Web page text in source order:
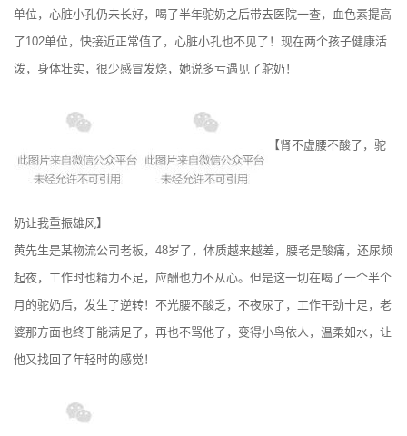
单位，心脏小孔仍未长好，喝了半年驼奶之后带去医院一查，血色素提高
了102单位，快接近正常值了，心脏小孔也不见了！现在两个孩子健康活
泼，身体壮实，很少感冒发烧，她说多亏遇见了驼奶！
【肾不虚腰不酸了，驼
奶让我重振雄风】
黄先生是某物流公司老板，48岁了，体质越来越差，腰老是酸痛，还尿频
起夜，工作时也精力不足，应酬也力不从心。但是这一切在喝了一个半个
月的驼奶后，发生了逆转！不光腰不酸乏，不夜尿了，工作干劲十足，老
婆那方面也终于能满足了，再也不骂他了，变得小鸟依人，温柔如水，让
他又找回了年轻时的感觉！